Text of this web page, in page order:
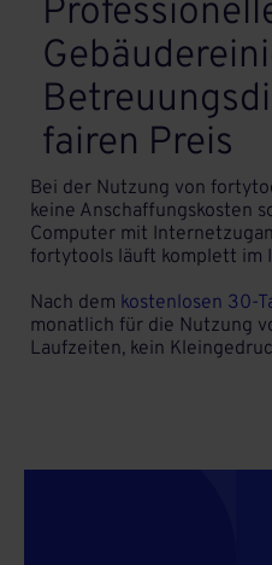
fairen Preis
Bei der Nutzung von
keine Anschaffungskosten
Computer mit
fortytools läuft komplett im
Nach dem kostenlosen 30-
monatlich für die Nutzung
Laufzeiten, kein